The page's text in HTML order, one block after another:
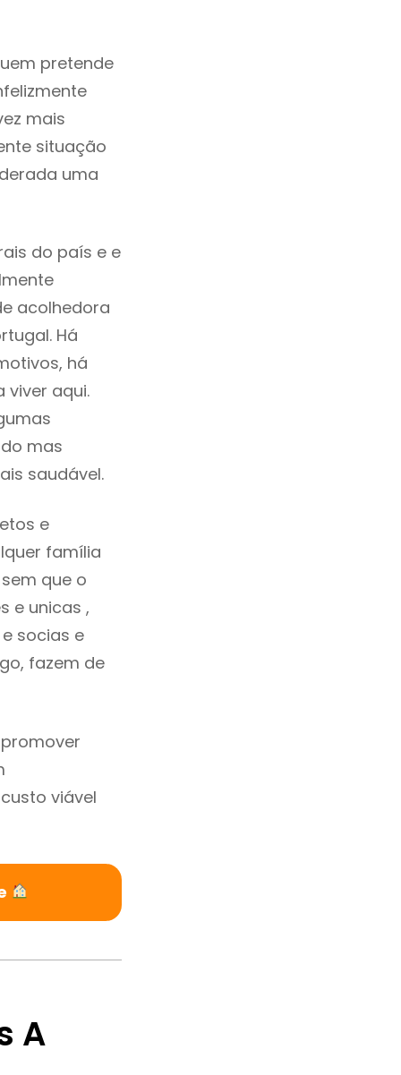
pretende
mais
situação
uma
do país e e
acolhedora
Há
há
aqui.
mas
saudável.
e
família
que o
e unicas ,
socias e
fazem de
viável
A